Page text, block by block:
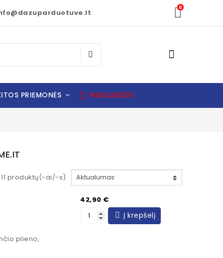
0
PRIEMONĖS NUOLAIDOS
11 produktų(-ai/-s)
plieno,
Kaina
42,90 €
Į krepšelį